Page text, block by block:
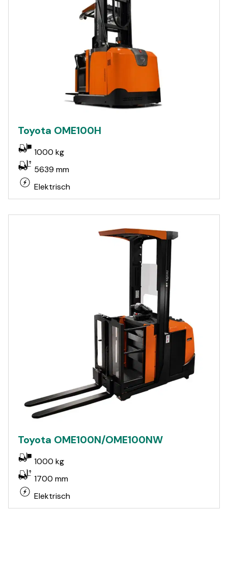
Toyota OME100H
1000 kg
5639 mm
Elektrisch
Toyota OME100N/OME100NW
1000 kg
1700 mm
Elektrisch